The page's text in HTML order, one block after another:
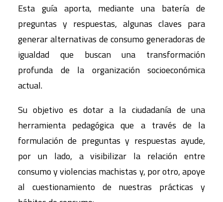
Esta guía aporta, mediante una batería de
preguntas y respuestas, algunas claves para
generar alternativas de consumo generadoras de
igualdad que buscan una transformación
profunda de la organización socioeconómica
actual.
Su objetivo es dotar a la ciudadanía de una
herramienta pedagógica que a través de la
formulación de preguntas y respuestas ayude,
por un lado, a visibilizar la relación entre
consumo y violencias machistas y, por otro, apoye
al cuestionamiento de nuestras prácticas y